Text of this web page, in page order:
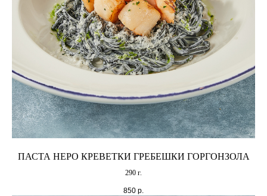
ПАСТА НЕРО КРЕВЕТКИ ГРЕБЕШКИ ГОРГОНЗОЛА
290 г.
850 р.